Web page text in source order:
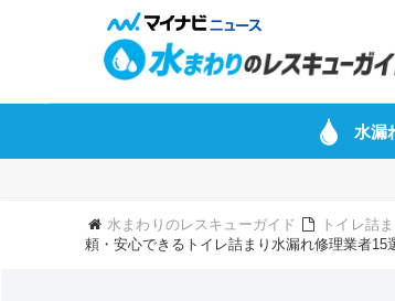
水漏
水まわりのレスキューガイド トイレ詰
頼・安心できるトイレ詰まり水漏れ修理業者15